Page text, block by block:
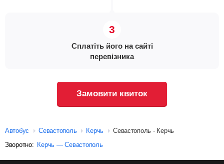
Сплатіть його на сайті
перевізника
Замовити квиток
Автобус Севастополь Керчь
Севастополь - Керчь
Зворотно: Керчь — Севастополь